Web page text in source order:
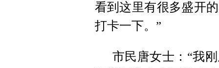
看到这里有很多盛开
打卡一下。”
市民唐女士：“我